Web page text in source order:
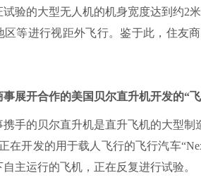
的大型无人机的机身宽度达到约2米
区等进行视距外飞行。鉴于此，住友
事展开合作的美国贝尔直升机开发的“
的贝尔直升机是直升飞机的大型制
在开发的用于载人飞行的飞行汽车
主运行的飞机，正在反复进行试验。